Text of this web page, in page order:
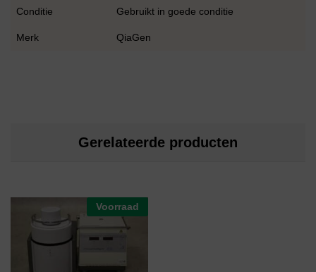
Conditie Gebruikt in goede conditie
Merk QiaGen
Gerelateerde producten
Voorraad